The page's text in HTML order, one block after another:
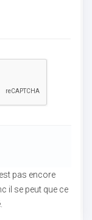
pas encore
il se peut que ce